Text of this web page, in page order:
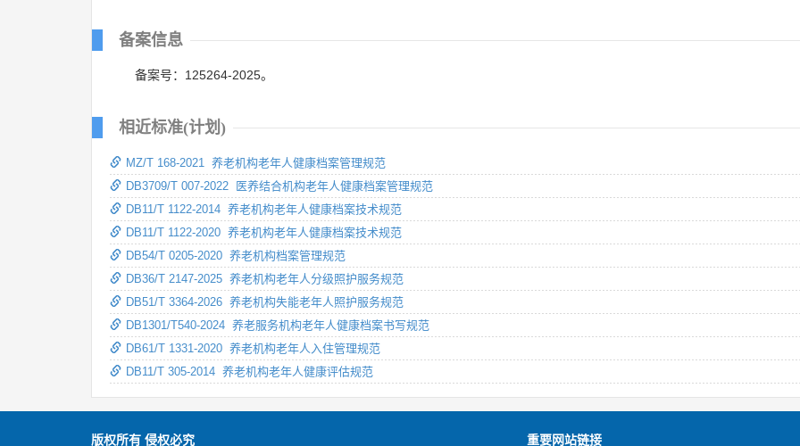
备案信息
备案号：125264-2025。
相近标准(计划)
MZ/T 168-2021 养老机构老年人健康档案管理规范
DB3709/T 007-2022 医养结合机构老年人健康档案管理规范
DB11/T 1122-2014 养老机构老年人健康档案技术规范
DB11/T 1122-2020 养老机构老年人健康档案技术规范
DB54/T 0205-2020 养老机构档案管理规范
DB36/T 2147-2025 养老机构老年人分级照护服务规范
DB51/T 3364-2026 养老机构失能老年人照护服务规范
DB1301/T540-2024 养老服务机构老年人健康档案书写规范
DB61/T 1331-2020 养老机构老年人入住管理规范
DB11/T 305-2014 养老机构老年人健康评估规范
版权所有 侵权必究 重要网站链接